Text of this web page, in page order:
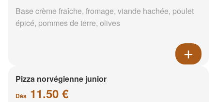
Base crème fraîche, fromage, viande hachée, poulet
épicé, pommes de terre, olives
Pizza norvégienne junior
Dès 11.50 €